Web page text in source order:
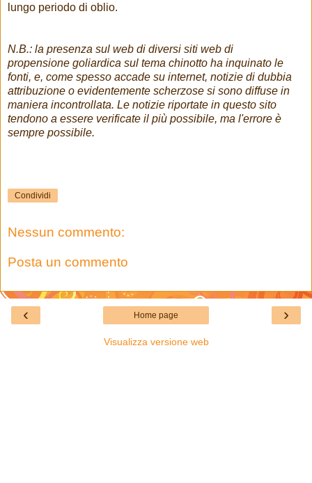
lungo periodo di oblio.
N.B.: la presenza sul web di diversi siti web di
propensione goliardica sul tema chinotto ha inquinato le
fonti, e, come spesso accade su internet, notizie di dubbia
attribuzione o evidentemente scherzose si sono diffuse in
maniera incontrollata. Le notizie riportate in questo sito
tendono a essere verificate il più possibile, ma l'errore è
sempre possibile.
Condividi
Nessun commento:
Posta un commento
‹ ›
Home page
Visualizza versione web